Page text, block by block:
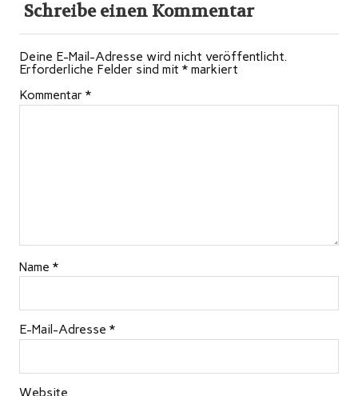
Schreibe einen Kommentar
Deine E-Mail-Adresse wird nicht veröffentlicht.
Erforderliche Felder sind mit * markiert
Kommentar *
Name *
E-Mail-Adresse *
Website